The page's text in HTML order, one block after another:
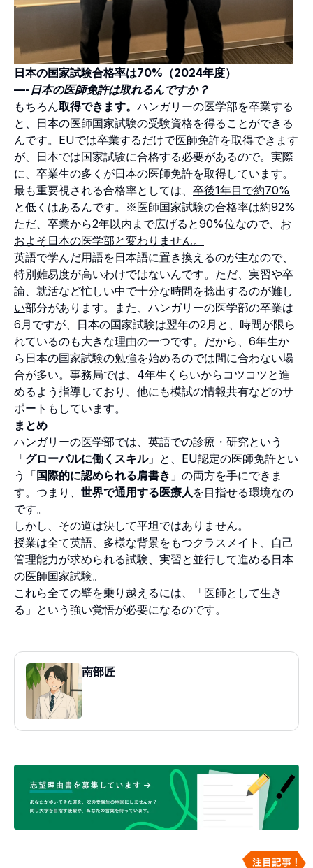
日本の国家試験合格率は70%（2024年度）
—-日本の医師免許は取れるんですか？
もちろん取得できます。 ハンガリーの医学部を卒業する
と、日本の医師国家試験の受験資格を得ることができる
んです。EUでは卒業するだけで医師免許を取得できます
が、日本では国家試験に合格する必要があるので。実際
に、卒業生の多くが日本の医師免許を取得しています。
最も重要視される合格率としては、 卒後1年目で約70%
と低くはあるんです。※医師国家試験の合格率は約92%
ただ、 卒業から2年以内まで広げると90%位なので、 お
およそ日本の医学部と変わりません。
英語で学んだ用語を日本語に置き換えるのが主なので、
特別難易度が高いわけではないんです。ただ、実習や卒
論、就活など忙しい中で十分な時間を捻出するのが難し
い部分があります。また、ハンガリーの医学部の卒業は
6月ですが、日本の国家試験は翌年の2月と、時間が限ら
れているのも大きな理由の一つです。だから、6年生か
ら日本の国家試験の勉強を始めるのでは間に合わない場
合が多い。事務局では、4年生くらいからコツコツと進
めるよう指導しており、他にも模試の情報共有などのサ
ポートもしています。
まとめ
ハンガリーの医学部では、英語での診療・研究という
「グローバルに働くスキル」と、EU認定の医師免許とい
う「国際的に認められる肩書き 」の両方を手にできま
す。つまり、 世界で通用する医療人 を目指せる環境なの
です。
しかし、その道は決して平坦ではありません。
授業は全て英語、多様な背景をもつクラスメイト、自己
管理能力が求められる試験、実習と並行して進める日本
の医師国家試験。
これら全ての壁を乗り越えるには、「医師として生き
る」という強い覚悟が必要になるのです。
南部匠